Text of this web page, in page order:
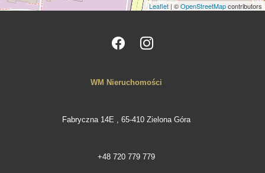
Leaflet | ©OpenStreetMapcontributors
WM Nieruchomości
Fabryczna 14E , 65-410 Zielona Góra
+48 720 779 779